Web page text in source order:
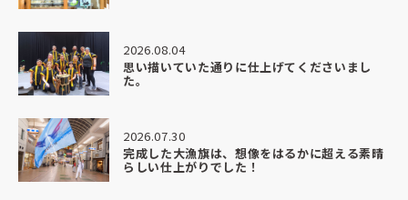
2026.08.04
思い描いていた通りに仕上げてくださいまし
た。
2026.07.30
完成した大漁旗は、想像をはるかに超える素晴
らしい仕上がりでした！